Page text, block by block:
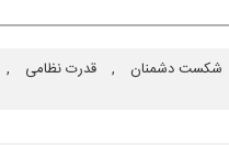
شكست دشمنان , قدرت نظامی ,